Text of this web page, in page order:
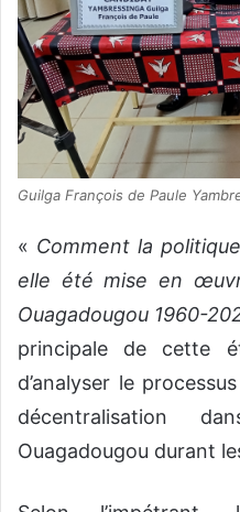
Guilga François de Paule
« Comment la
elle été mise en
Ouagadougou 1960-
principale de cette
d’analyser le
décentralisation
Ouagadougou durant